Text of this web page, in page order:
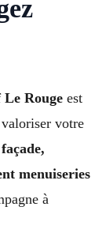
Rouge est
votre
menuiseries
à